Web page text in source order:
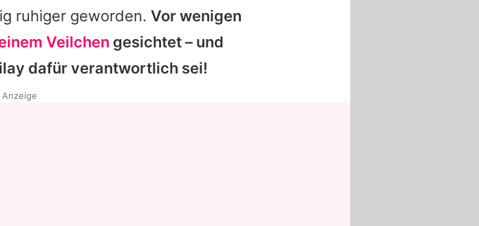
ruhiger geworden. Vor wenigen
Veilchen gesichtet – und
dafür verantwortlich sei!
Anzeige